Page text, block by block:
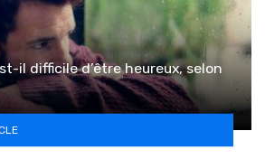
il difficile d’être heureux, selon